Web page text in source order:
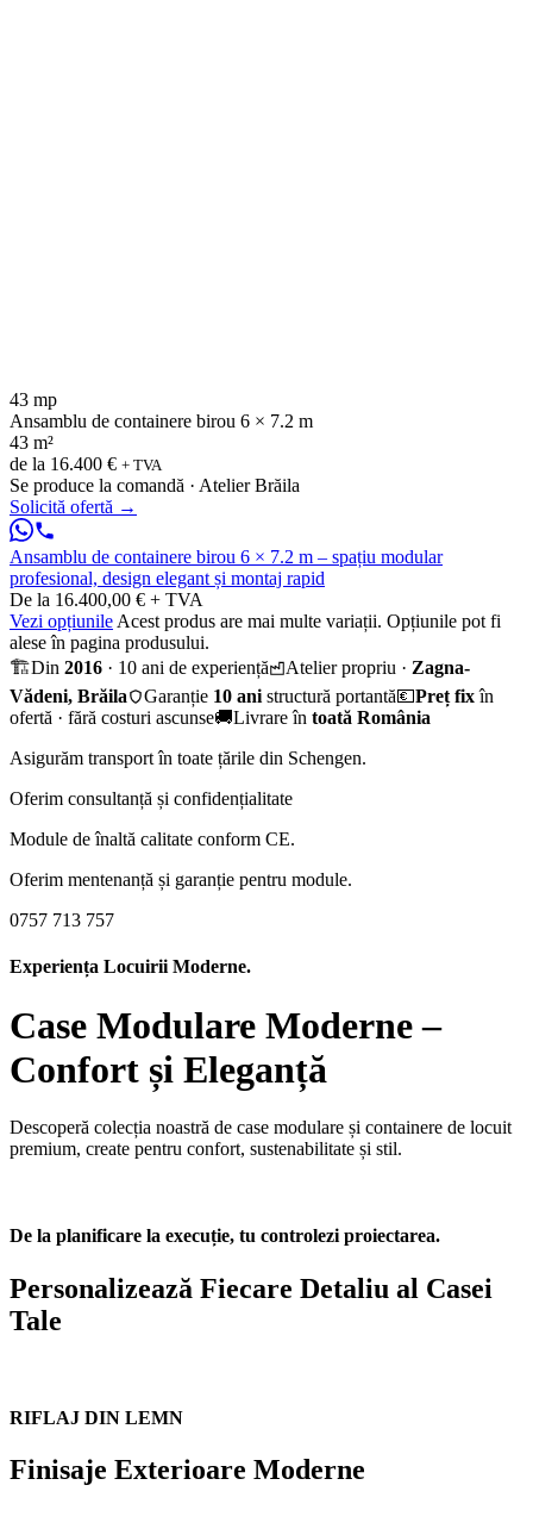
43 mp
Ansamblu de containere birou 6 × 7.2 m
43 m²
de la 16.400 € + TVA
Se produce la comandă · Atelier Brăila
Solicită ofertă →
Ansamblu de containere birou 6 × 7.2 m – spațiu modular
profesional, design elegant și montaj rapid
De la 16.400,00 € + TVA
Vezi opțiunile Acest produs are mai multe variații. Opțiunile pot fi
alese în pagina produsului.
🏗️Din 2016 · 10 ani de experiență Atelier propriu · Zagna-
Vădeni, Brăila
Garanție 10 ani structură portantă💶Preț fixîn
ofertă · fără costuri ascunse🚚Livrare în toată România
Asigurăm transport în toate țările din Schengen.
Oferim consultanță și confidențialitate
Module de înaltă calitate conform CE.
Oferim mentenanță și garanție pentru module.
0757 713 757
Experiența Locuirii Moderne.
Case Modulare Moderne –
Confort și Eleganță
Descoperă colecția noastră de case modulare și containere de locuit
premium, create pentru confort, sustenabilitate și stil.
De la planificare la execuție, tu controlezi proiectarea.
Personalizează Fiecare Detaliu al Casei
Tale
RIFLAJ DIN LEMN
Finisaje Exterioare Moderne